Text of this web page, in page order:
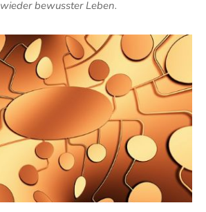
wieder bewusster Leben.